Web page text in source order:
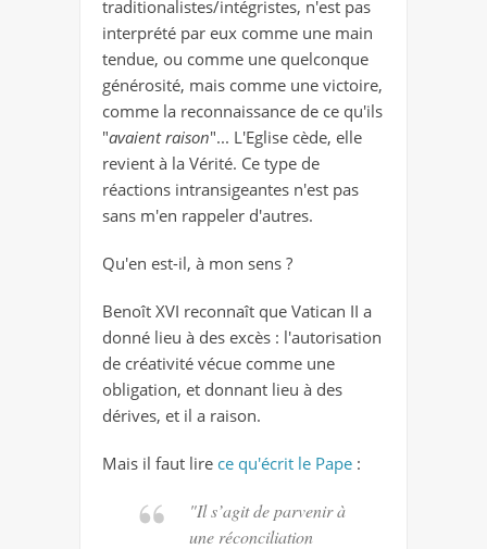
traditionalistes/intégristes, n'est pas
interprété par eux comme une main
tendue, ou comme une quelconque
générosité, mais comme une victoire,
comme la reconnaissance de ce qu'ils
"avaient raison"... L'Eglise cède, elle
revient à la Vérité. Ce type de
réactions intransigeantes n'est pas
sans m'en rappeler d'autres.
Qu'en est-il, à mon sens ?
Benoît XVI reconnaît que Vatican II a
donné lieu à des excès : l'autorisation
de créativité vécue comme une
obligation, et donnant lieu à des
dérives, et il a raison.
Mais il faut lire ce qu'écrit le Pape :
"Il s’agit de parvenir à
une réconciliation